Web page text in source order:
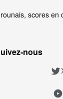
scores en